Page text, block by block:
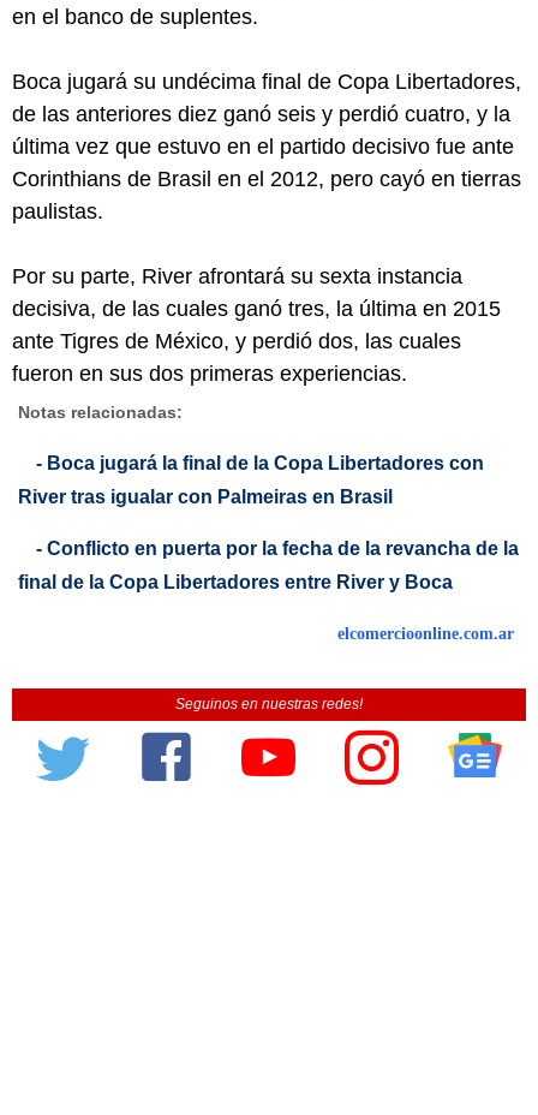
en el banco de suplentes.
Boca jugará su undécima final de Copa Libertadores,
de las anteriores diez ganó seis y perdió cuatro, y la
última vez que estuvo en el partido decisivo fue ante
Corinthians de Brasil en el 2012, pero cayó en tierras
paulistas.
Por su parte, River afrontará su sexta instancia
decisiva, de las cuales ganó tres, la última en 2015
ante Tigres de México, y perdió dos, las cuales
fueron en sus dos primeras experiencias.
Notas relacionadas:
- Boca jugará la final de la Copa Libertadores con
River tras igualar con Palmeiras en Brasil
- Conflicto en puerta por la fecha de la revancha de la
final de la Copa Libertadores entre River y Boca
elcomercioonline.com.ar
Seguinos en nuestras redes!